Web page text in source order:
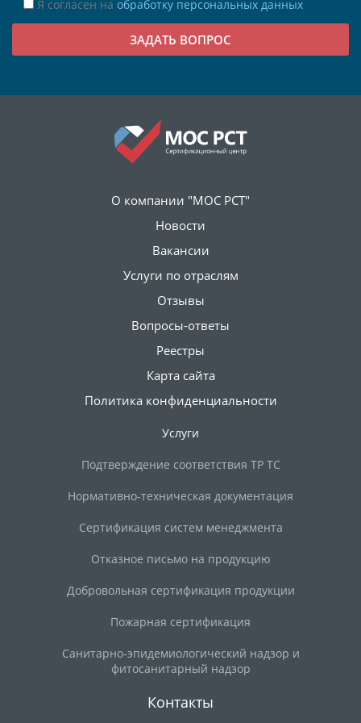
Я согласен на обработку персональных данных
О компании "МОС РСТ"
Новости
Вакансии
Услуги по отраслям
Отзывы
Вопросы-ответы
Реестры
Карта сайта
Политика конфиденциальности
Услуги
Подтверждение соответствия ТР ТС
Нормативно-техническая документация
Сертификация систем менеджмента
Отказное письмо на продукцию
Добровольная сертификация продукции
Пожарная сертификация
Санитарно-эпидемиологический надзор и
фитосанитарный надзор
Контакты